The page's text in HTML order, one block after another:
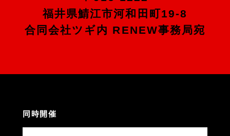
福井県鯖江市河和田町19-8
合同会社ツギ内 RENEW事務局宛
同時開催